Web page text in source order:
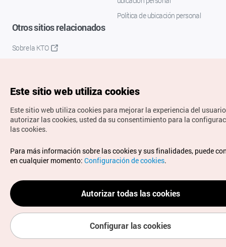
Política de ubicación personal
Otros sitios relacionados
Sobre la KTO
Copyrights © Organización de Turismo de Corea. Todos los
derechos reservados.
Para informes de errores y cuestiones relacionadas con el
sitio web, dirija sus consultas al correoelectrónico oficial:
spanish@knto.or.kr
Este sitio web utiliza cookies
Este sitio web utiliza cookies para mejorar la experiencia del
autorizar las cookies, usted da su consentimiento para la
las cookies.
Para más información sobre las cookies y sus finalidades, puede
en cualquier momento: Configuración de cookies.
Autorizar todas las cookies
Configurar las cookies